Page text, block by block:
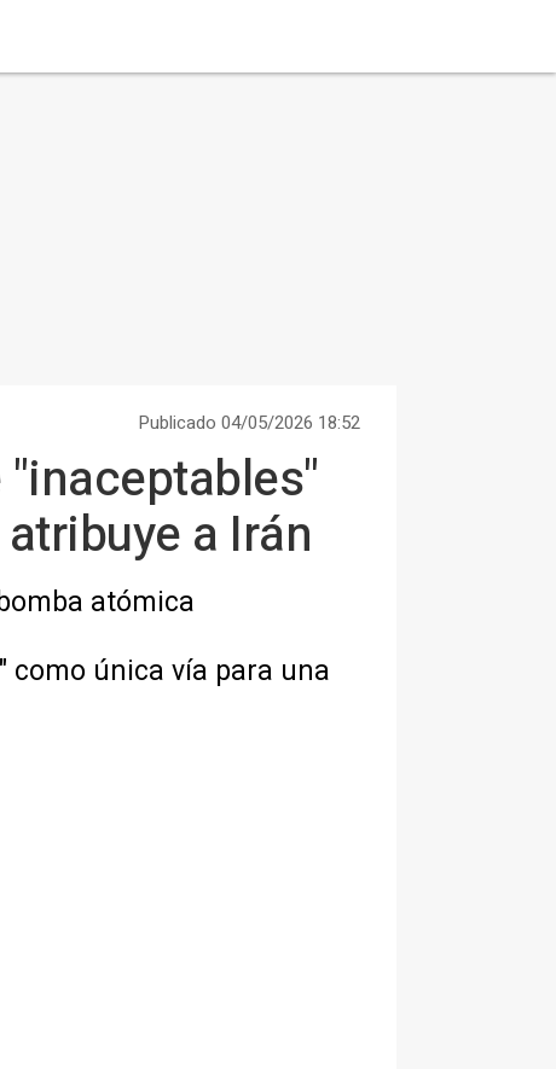
Publicado 04/05/2026 18:52
a Irán
atómica
como única vía para una